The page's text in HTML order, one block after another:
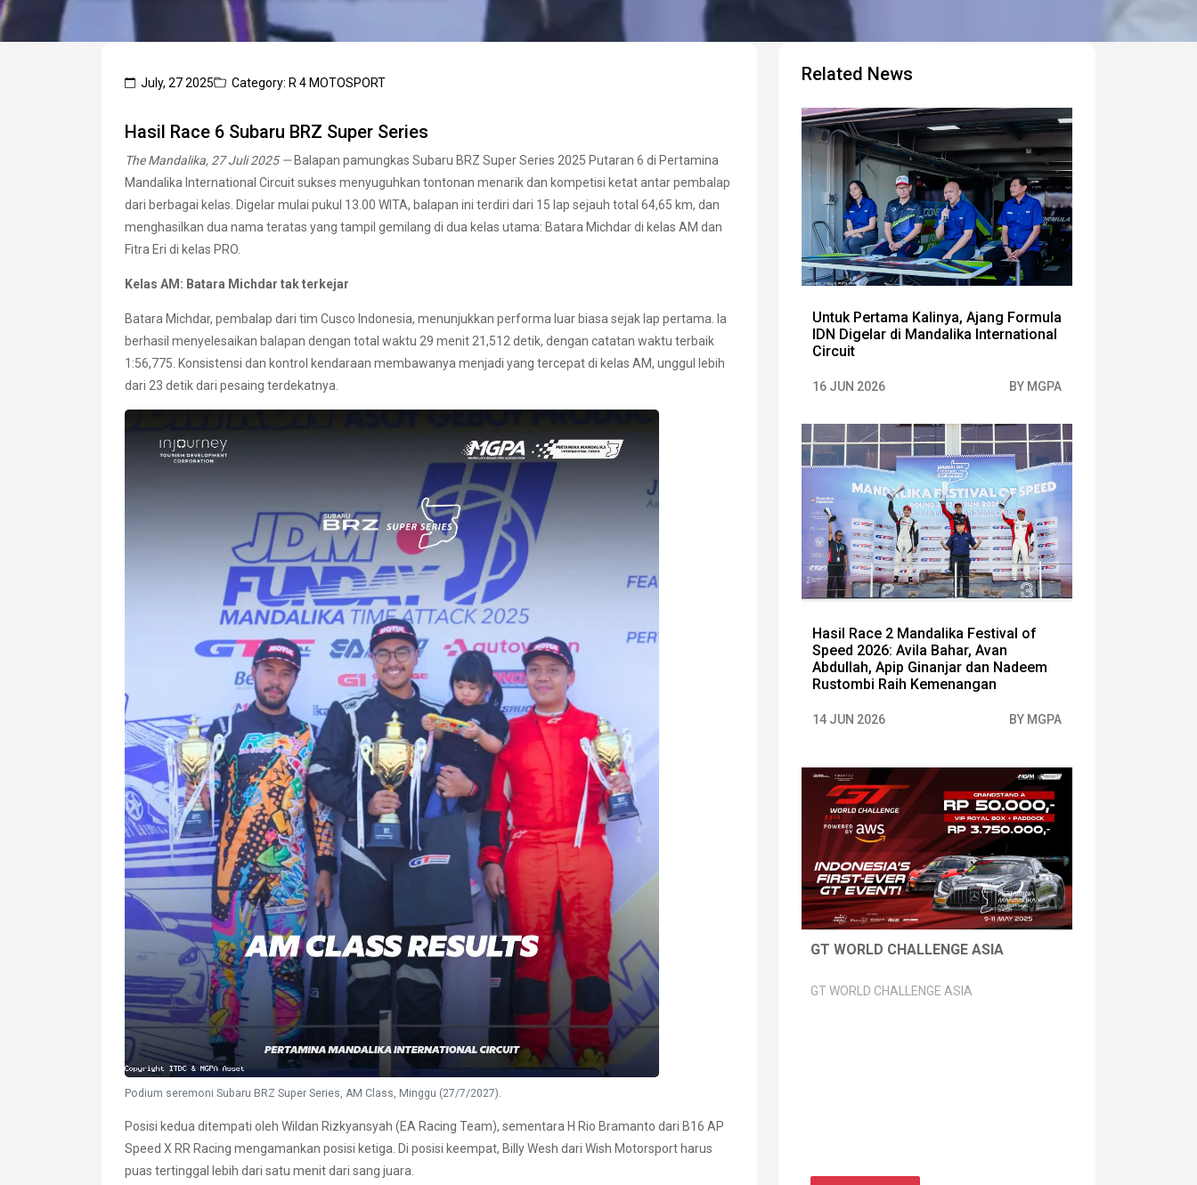
July, 27 2025 Category: R 4 MOTOSPORT
Hasil Race 6 Subaru BRZ Super Series
The Mandalika, 27 Juli 2025 —Balapan pamungkas Subaru BRZ Super Series 2025 Putaran 6 di Pertamina
Mandalika International Circuit sukses menyuguhkan tontonan menarik dan kompetisi ketat antar pembalap
dari berbagai kelas. Digelar mulai pukul 13.00 WITA, balapan ini terdiri dari 15 lap sejauh total 64,65 km, dan
menghasilkan dua nama teratas yang tampil gemilang di dua kelas utama: Batara Michdar di kelas AM dan
Fitra Eri di kelas PRO.
Kelas AM: Batara Michdar tak terkejar
Batara Michdar, pembalap dari tim Cusco Indonesia, menunjukkan performa luar biasa sejak lap pertama. Ia
berhasil menyelesaikan balapan dengan total waktu 29 menit 21,512 detik, dengan catatan waktu terbaik
1:56,775. Konsistensi dan kontrol kendaraan membawanya menjadi yang tercepat di kelas AM, unggul lebih
dari 23 detik dari pesaing terdekatnya.
Podium seremoni Subaru BRZ Super Series, AM Class, Minggu (27/7/2027).
Posisi kedua ditempati oleh Wildan Rizkyansyah (EA Racing Team), sementara H Rio Bramanto dari B16 AP
Speed X RR Racing mengamankan posisi ketiga. Di posisi keempat, Billy Wesh dari Wish Motorsport harus
puas tertinggal lebih dari satu menit dari sang juara.
Related News
Untuk Pertama Kalinya, Ajang Formula
IDN Digelar di Mandalika International
Circuit
16 JUN 2026 BY MGPA
Hasil Race 2 Mandalika Festival of
Speed 2026: Avila Bahar, Avan
Abdullah, Apip Ginanjar dan Nadeem
Rustombi Raih Kemenangan
14 JUN 2026 BY MGPA
GT WORLD CHALLENGE ASIA
GT WORLD CHALLENGE ASIA